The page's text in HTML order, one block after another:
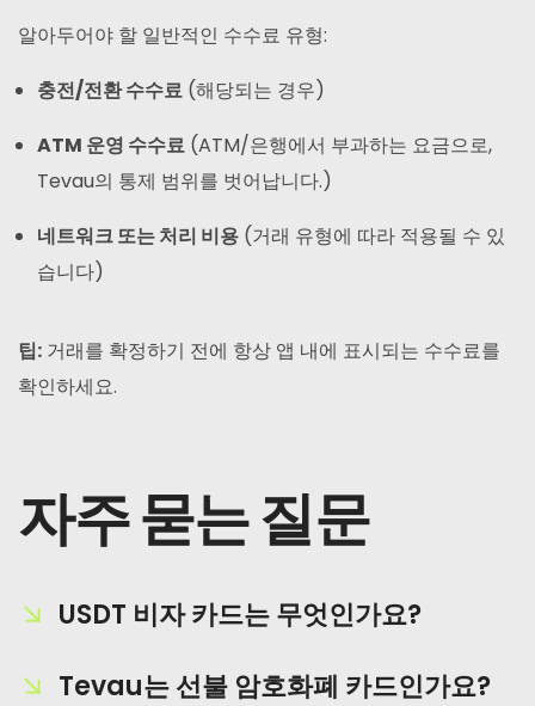
알아두어야 할 일반적인 수수료 유형:
충전/전환 수수료 (해당되는 경우)
ATM 운영 수수료 (ATM/은행에서 부과하는 요금으로,
Tevau의 통제 범위를 벗어납니다.)
네트워크 또는 처리 비용 (거래 유형에 따라 적용될 수 있
습니다)
팁: 거래를 확정하기 전에 항상 앱 내에 표시되는 수수료를
확인하세요.
자주 묻는 질문
USDT 비자 카드는 무엇인가요?
Tevau는 선불 암호화폐 카드인가요?